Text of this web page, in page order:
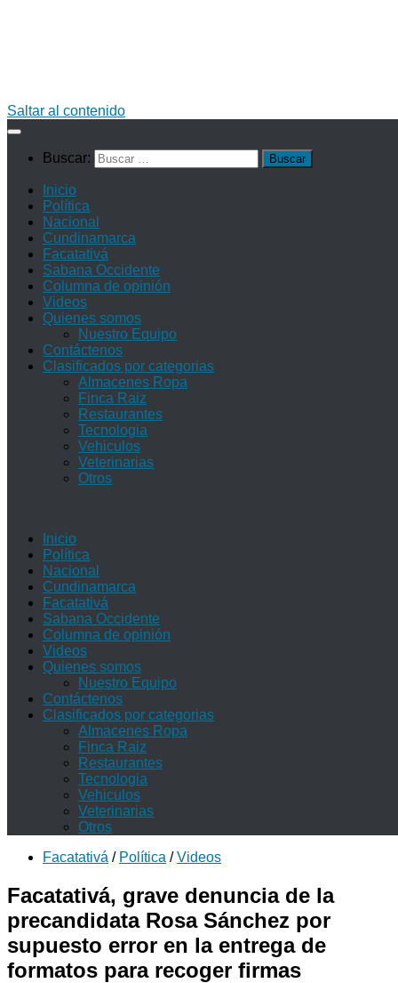
Saltar al contenido
Buscar:
Inicio
Política
Nacional
Cundinamarca
Facatativá
Sabana Occidente
Columna de opinión
Videos
Quienes somos
Nuestro Equipo
Contáctenos
Clasificados por categorias
Almacenes Ropa
Finca Raiz
Restaurantes
Tecnologia
Vehiculos
Veterinarias
Otros
Inicio
Política
Nacional
Cundinamarca
Facatativá
Sabana Occidente
Columna de opinión
Videos
Quienes somos
Nuestro Equipo
Contáctenos
Clasificados por categorias
Almacenes Ropa
Finca Raiz
Restaurantes
Tecnologia
Vehiculos
Veterinarias
Otros
Facatativá / Política / Videos
Facatativá, grave denuncia de la
precandidata Rosa Sánchez por
supuesto error en la entrega de
formatos para recoger firmas